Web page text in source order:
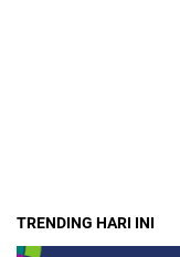
TRENDING HARI INI